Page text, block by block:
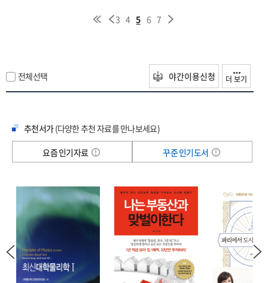
3 4 5 6 7
전체선택 야간이용신청 더 보기
추천서가(다양한 추천 자료를 만나보세요)
요즘 인기자료
꾸준 인기도서